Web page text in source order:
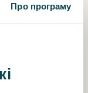
Про програму
стосунки,
та
простір,